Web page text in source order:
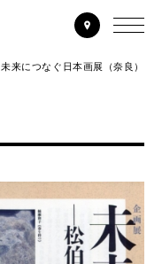
未来につなぐ日本画展（奈良）